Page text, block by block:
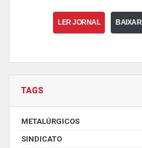
LER JORNAL BAIXAR
TAGS
METALÚRGICOS
SINDICATO